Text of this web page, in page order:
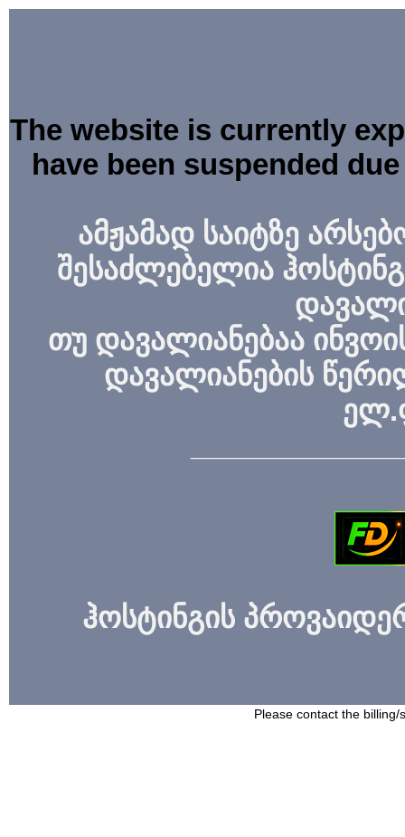
The website is currently
have been suspended
ამჟამად საიტზე
შესაძლებელია
თუ დავალიანებაა
დავალიანების
ჰოსტინგის
Please contact the